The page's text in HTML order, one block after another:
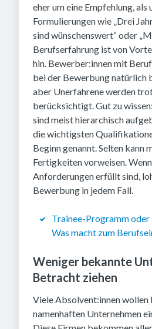
eher um eine Empfehlung, als
Formulierungen wie „Drei
sind wünschenswert“ oder
Berufserfahrung ist von
hin. Bewerber:innen mit
bei der Bewerbung natürlich
aber Unerfahrene werden
berücksichtigt. Gut zu
sind meist hierarchisch
die wichtigsten
Beginn genannt. Selten kann
Fertigkeiten vorweisen.
Anforderungen erfüllt sind,
Bewerbung in jedem Fall.
Trainee-Programm
Was macht zum
Weniger bekannte
Betracht ziehen
Viele Absolvent:innen wollen
namenhaften Unternehmen